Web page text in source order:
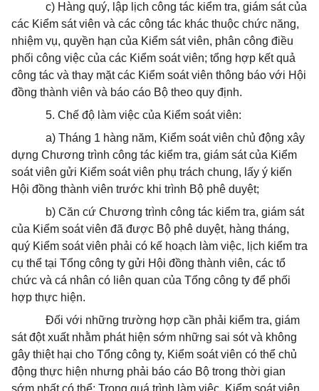
c) Hàng quý, lập lịch công tác kiểm tra, giám sát của
các Kiểm sát viên và các công tác khác thuộc chức năng,
nhiệm vụ, quyền hạn của Kiểm sát viên, phân công điều
phối công việc của các Kiểm soát viên; tổng hợp kết quả
công tác và thay mặt các Kiểm soát viên thông báo với Hội
đồng thành viên và báo cáo Bộ theo quy định.
5. Chế độ làm việc của Kiểm soát viên:
a) Tháng 1 hàng năm, Kiểm soát viên chủ động xây
dựng Chương trình công tác kiểm tra, giám sát của Kiểm
soát viên gửi Kiểm soát viên phụ trách chung, lấy ý kiến
Hội đồng thành viên trước khi trình Bộ phê duyệt;
b) Căn cứ Chương trình công tác kiểm tra, giám sát
của Kiểm soát viên đã được Bộ phê duyệt, hàng tháng,
quý Kiểm soát viên phải có kế hoạch làm việc, lịch kiểm tra
cụ thể tại Tổng công ty gửi Hội đồng thành viên, các tổ
chức và cá nhân có liên quan của Tổng công ty để phối
hợp thực hiện.
Đối với những trường hợp cần phải kiểm tra, giám
sát đột xuất nhằm phát hiện sớm những sai sót và không
gây thiệt hại cho Tổng công ty, Kiểm soát viên có thể chủ
động thực hiện nhưng phải báo cáo Bộ trong thời gian
sớm nhất có thể; Trong quá trình làm việc, Kiểm soát viên